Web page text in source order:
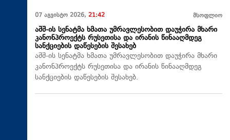
07 აგვისტო 2026, 21:42 მსოფლიო
აშშ-ის სენატმა ხმათა უმრავლესობით დაუჭირა მხარი
კანონპროექტს რუსეთისა და ირანის წინააღმდეგ
სანქციების დაწესების შესახებ
აშშ-ის სენატმა ხმათა უმრავლესობით დაუჭირა მხარი
კანონპროექტს რუსეთისა და ირანის წინააღმდეგ
სანქციების დაწესების შესახებ.